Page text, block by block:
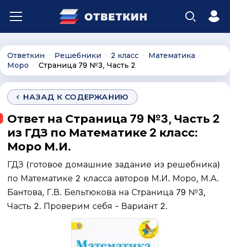
Ответкин ∙ Решебники ∙ 2 класс ∙ Математика ∙
Моро ∙ Страница 79 №3, Часть 2
НАЗАД К СОДЕРЖАНИЮ
Ответ на Страница 79 №3, Часть 2
из ГДЗ по Математике 2 класс:
Моро М.И.
ГДЗ (готовое домашние задание из решебника)
по Математике 2 класса авторов М.И. Моро, М.А.
Бантова, Г.В. Бельтюкова на Страница 79 №3,
Часть 2. Проверим себя - Вариант 2.